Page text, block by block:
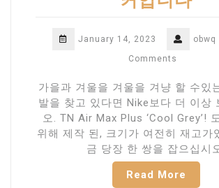
January 14, 2023 obwq
Comments
가을과 겨울을 겨울을 겨냥 할 수있
발을 찾고 있다면 Nike보다 더 이상
오. TN Air Max Plus ‘Cool Grey’!
위해 제작 된, 크기가 여전히 재고가
금 당장 한 쌍을 잡으십시
Read More